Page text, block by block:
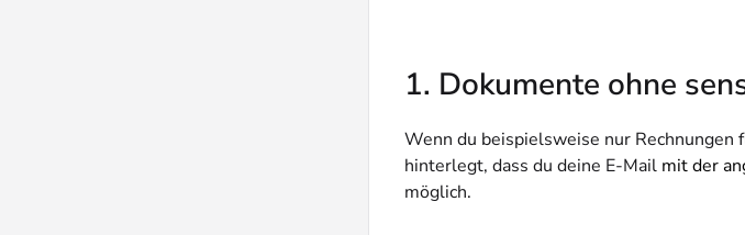
1. Dokumente ohne
Wenn du beispielsweise nur
hinterlegt, dass du deine E-Mail mit der
möglich.